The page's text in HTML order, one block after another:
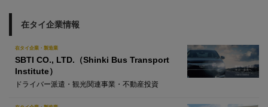
在タイ企業情報
在タイ企業・製造業
SBTI CO., LTD.（Shinki Bus Transport
Institute）
ドライバー派遣・観光関連事業・不動産投資